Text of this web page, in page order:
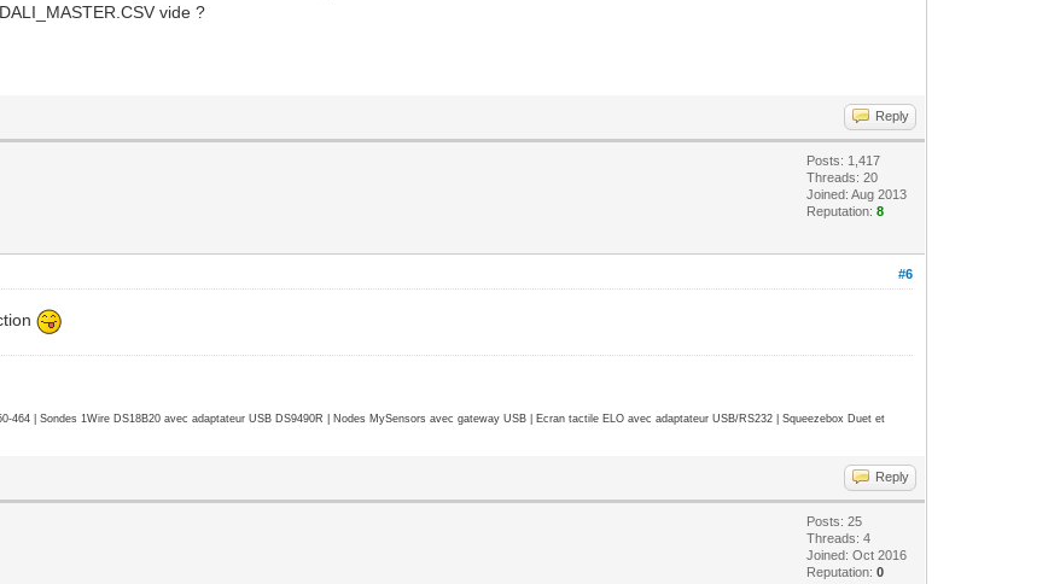
vide ?
Reply
Posts: 1,417
Threads: 20
Joined: Aug 2013
Reputation:8
#6
| Sondes 1Wire DS18B20 avec adaptateur USB DS9490R | Nodes MySensors avec gateway USB | Ecran tactile ELO avec adaptateur USB/RS232 | Squeezebox Duet et
Reply
Posts: 25
Threads: 4
Joined: Oct 2016
Reputation:0